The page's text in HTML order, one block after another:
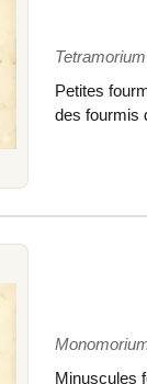
Petites
des fourmis
Minuscules